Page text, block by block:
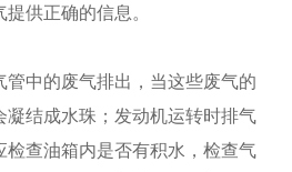
供正确的信息。
管中的废气排出，当这些废气的
凝结成水珠；发动机运转时排气
检查油箱内是否有积水，检查气